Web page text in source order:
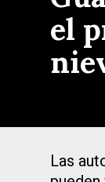
el
Las